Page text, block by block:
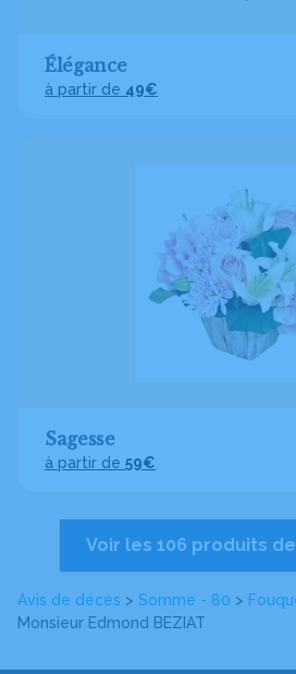
Avis de décès > Somme - 80 >
Monsieur Edmond BEZIAT
Élégance
à partir de 49€
Sagesse
à partir de 59€
Voir les 106 produits